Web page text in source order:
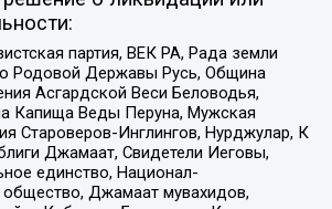
партия, ВЕК РА, Рада земли
Родовой Державы Русь, Община
Асгардской Веси Беловодья,
Капища Веды Перуна, Мужская
Староверов-Инглингов, Нурджулар, К
Джамаат, Свидетели Иеговы,
единство, Национал-
общество, Джамаат мувахидов,